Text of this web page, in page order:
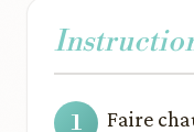
Faire